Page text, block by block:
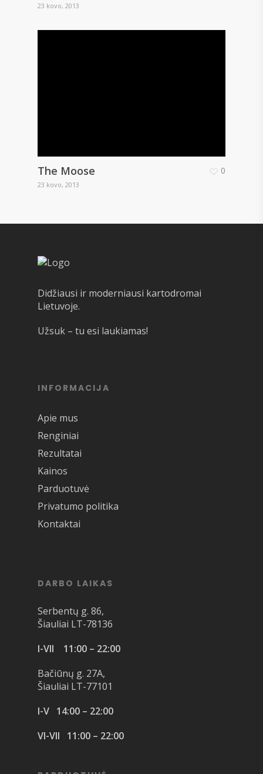
23 kovo, 2013
The Moose
23 kovo, 2013
0
Didžiausi ir moderniausi kartodromai
Lietuvoje.
Užsuk – tu esi laukiamas!
INFORMACIJA
Apie mus
Renginiai
Rezultatai
Kainos
Parduotuvė
Privatumo politika
Kontaktai
DARBO LAIKAS
Serbentų g. 86,
Šiauliai LT-78136
I-VII 11:00 – 22:00
Bačiūnų g. 27A,
Šiauliai LT-77101
I-V 14:00 – 22:00
VI-VII 11:00 – 22:00